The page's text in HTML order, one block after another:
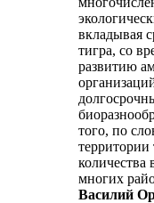
вкладывая
тигра, со
развитию
того, по
количества
многих
Василий